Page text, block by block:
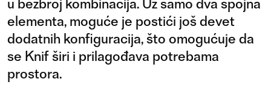
u bezbroj kombinacija. Uz samo dva spojna
elementa, moguće je postići još devet
dodatnih konfiguracija, što omogućuje da
se Knif širi i prilagođava potrebama
prostora.